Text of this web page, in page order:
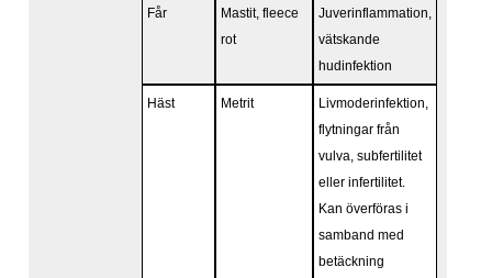
Får
Mastit, fleece
rot
Juverinflammation,
vätskande
hudinfektion
Häst Metrit
Livmoderinfektion,
flytningar från
vulva, subfertilitet
eller infertilitet.
Kan överföras i
samband med
betäckning